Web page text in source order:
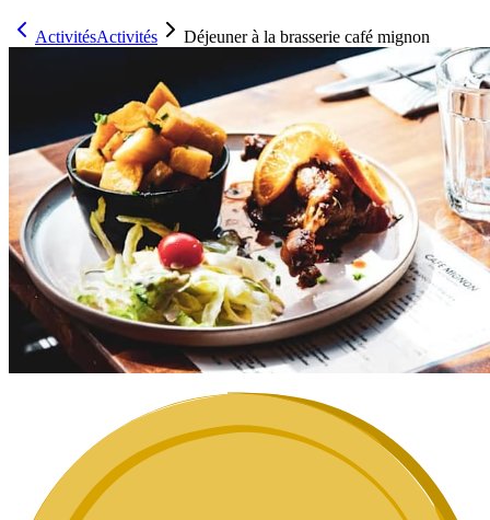
ActivitésActivités Déjeuner à la brasserie café mignon